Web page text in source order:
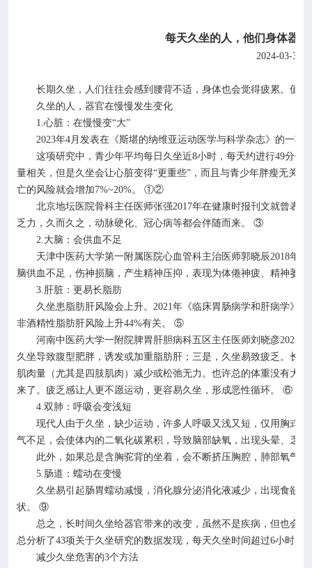
每天久坐的人，他们身体器
2024-03-31
长期久坐，人们往往会感到腰背不适，身体也会觉得疲累。值
久坐的人，器官在慢慢发生变化
1.心脏：在慢慢变“大”
2023年4月发表在《斯堪的纳维亚运动医学与科学杂志》的一项
这项研究中，青少年平均每日久坐近8小时，每天约进行49分钟
量相关，但是久坐会让心脏变得“更重些”，而且与青少年胖瘦无关
亡的风险就会增加7%~20%。 ①②
北京地坛医院骨科主任医师张强2017年在健康时报刊文就曾表
乏力，久而久之，动脉硬化、冠心病等都会伴随而来。 ③
2.大脑：会供血不足
天津中医药大学第一附属医院心血管科主治医师郭晓辰2018年在
脑供血不足，伤神损脑，产生精神压抑，表现为体倦神疲、精神萎
3.肝脏：更易长脂肪
久坐患脂肪肝风险会上升。 2021年《临床胃肠病学和肝病学》刊
非酒精性脂肪肝风险上升44%有关。 ⑤
河南中医药大学一附院脾胃肝胆病科五区主任医师刘晓彦2021
久坐导致腹型肥胖，诱发或加重脂肪肝；三是，久坐易致疲乏。长
肌肉量（尤其是四肢肌肉）减少或松弛无力。也许总的体重没有大
来了。疲乏感让人更不愿运动，更容易久坐，形成恶性循环。 ⑥
4.双肺：呼吸会变浅短
现代人由于久坐，缺少运动，许多人呼吸又浅又短，仅用胸式
气不足，会使体内的二氧化碳累积，导致脑部缺氧，出现头晕、乏力
此外，如果总是含胸驼背的坐着，会不断挤压胸腔，肺部氧气
5.肠道：蠕动在变慢
久坐易引起肠胃蠕动减慢，消化腺分泌消化液减少，出现食欲
状。
⑨
总之，长时间久坐给器官带来的改变，虽然不是疾病，但也会
总分析了43项关于久坐研究的数据发现，每天久坐时间超过6小时，
减少久坐危害的3个方法